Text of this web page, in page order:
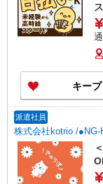
キープ
派遣社員
株式会社kotrio /●NG-